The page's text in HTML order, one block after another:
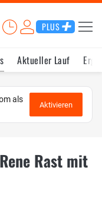
PLUS
Aktueller Lauf
als
Aktivieren
Rast mit